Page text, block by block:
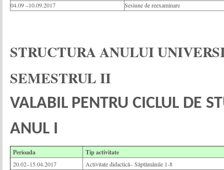
04.09 –10.09.2017
Sesiune de reexaminare
STRUCTURA ANULUI
SEMESTRULII
VALABILPENTRUCICLUL DE
ANUL I
Perioada Tip activitate
20.02–15.04.2017
Activitate didactică– Săptămânile 1-8